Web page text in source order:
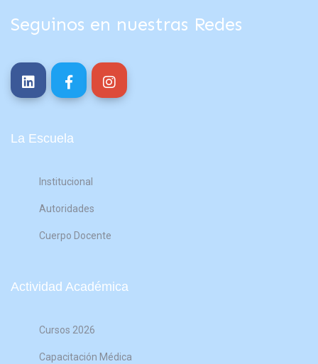
Seguinos en nuestras Redes
La Escuela
Institucional
Autoridades
Cuerpo Docente
Actividad Académica
Cursos 2026
Capacitación Médica